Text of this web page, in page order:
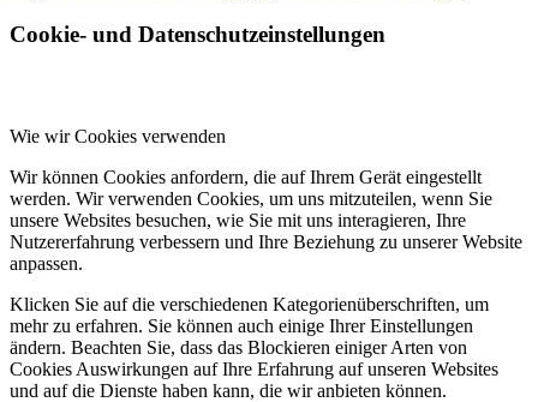
Cookie- und Datenschutzeinstellungen
Wie wir Cookies verwenden
Wir können Cookies anfordern, die auf Ihrem Gerät eingestellt
werden. Wir verwenden Cookies, um uns mitzuteilen, wenn Sie
unsere Websites besuchen, wie Sie mit uns interagieren, Ihre
Nutzererfahrung verbessern und Ihre Beziehung zu unserer Website
anpassen.
Klicken Sie auf die verschiedenen Kategorienüberschriften, um
mehr zu erfahren. Sie können auch einige Ihrer Einstellungen
ändern. Beachten Sie, dass das Blockieren einiger Arten von
Cookies Auswirkungen auf Ihre Erfahrung auf unseren Websites
und auf die Dienste haben kann, die wir anbieten können.